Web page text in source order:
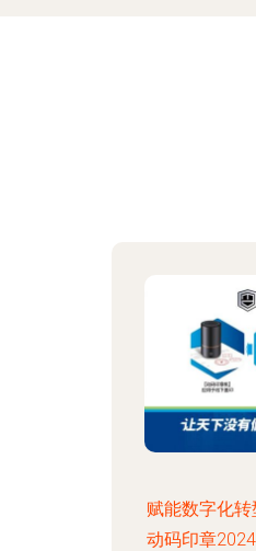
赋能数字化
动码印章